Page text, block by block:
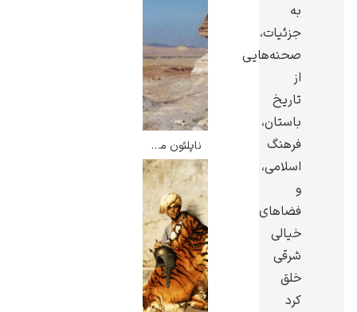
لودویگ دویچ
به
جزئیات،
صحنه‌هایی
از
تاریخ
باستان،
فرهنگ
اسلامی،
و
فضاهای
خیالی
شرقی
خلق
کرد
ناپلئون مقابل ابوالهول – ژان لئون ژروم